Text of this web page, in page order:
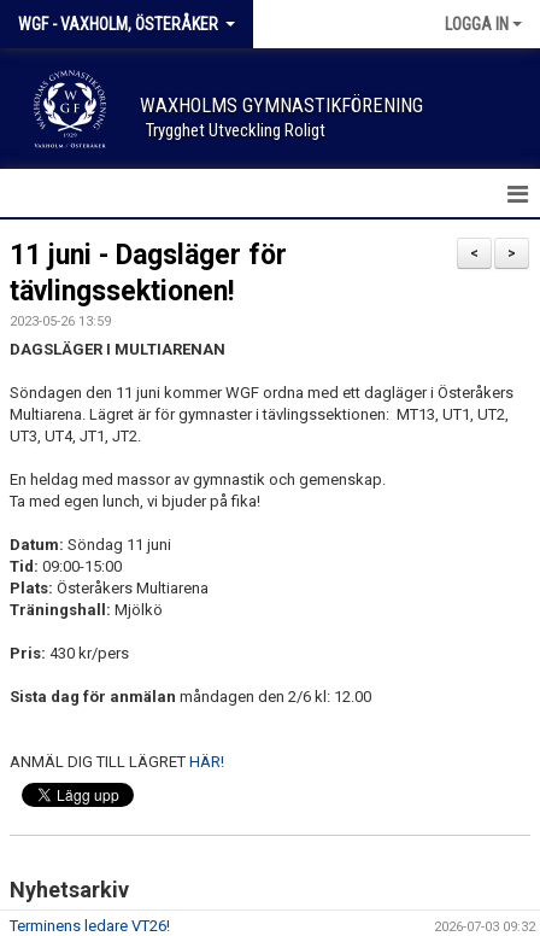
WGF - VAXHOLM, ÖSTERÅKER LOGGA IN
WAXHOLMS GYMNASTIKFÖRENING
Trygghet Utveckling Roligt
HEM
NYHETER
KALENDER
FÖRENINGSKLÄDER
SPONSOR & SUPPORTER
SKADEANMÄLAN
>
<
11 juni - Dagsläger för
tävlingssektionen!
2023-05-26 13:59
DAGSLÄGER I MULTIARENAN
Söndagen den 11 juni kommer WGF ordna med ett dagläger i Österåkers
Multiarena. Lägret är för gymnaster i tävlingssektionen: MT13, UT1, UT2,
UT3, UT4, JT1, JT2.
En heldag med massor av gymnastik och gemenskap.
Ta med egen lunch, vi bjuder på fika!
Datum: Söndag 11 juni
Tid: 09:00-15:00
Plats: Österåkers Multiarena
Träningshall: Mjölkö
Pris: 430 kr/pers
Sista dag för anmälan måndagen den 2/6 kl: 12.00
ANMÄL DIG TILL LÄGRET HÄR!
Nyhetsarkiv
Terminens ledare VT26! 2026-07-03 09:32